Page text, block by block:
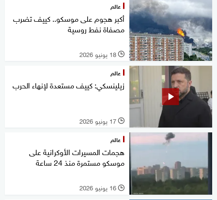
عالم
أكبر هجوم على موسكو.. كييف تضرب
مصفاة نفط روسية
l 18 يونيو 2026
عالم
زيلينسكي: كييف مستعدة لإنهاء الحرب
l 17 يونيو 2026
عالم
هجمات المسيرات الأوكرانية على
موسكو مستمرة منذ 24 ساعة
l 16 يونيو 2026